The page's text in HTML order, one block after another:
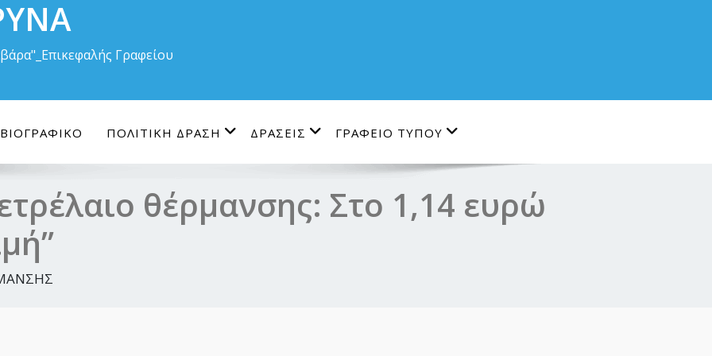
Γραφείου
ΒΙΟΓΡΑΦΙΚΟ ΠΟΛΙΤΙΚΗ ΔΡΑΣΗ ΔΡΑΣΕΙΣ ΓΡΑΦΕΙΟ ΤΥΠΟΥ
θέρμανσης: Στο 1,14 ευρώ